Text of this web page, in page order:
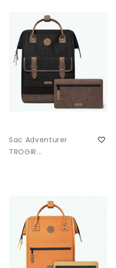
Sac Adventurer
TROGIR...